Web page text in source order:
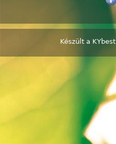
Készült a KYbest